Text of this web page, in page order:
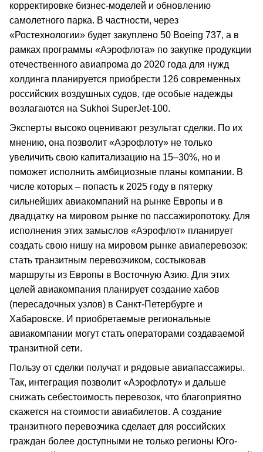
корректировке бизнес-моделей и обновлению
самолетного парка. В частности, через
«Ростехнологии» будет закуплено 50 Boeing 737, а в
рамках программы «Аэрофлота» по закупке продукции
отечественного авиапрома до 2020 года для нужд
холдинга планируется приобрести 126 современных
российских воздушных судов, где особые надежды
возлагаются на Sukhoi SuperJet-100.
Эксперты высоко оценивают результат сделки. По их
мнению, она позволит «Аэрофлоту» не только
увеличить свою капитализацию на 15–30%, но и
поможет исполнить амбициозные планы компании. В
числе которых – попасть к 2025 году в пятерку
сильнейших авиакомпаний на рынке Европы и в
двадцатку на мировом рынке по пассажиропотоку. Для
исполнения этих замыслов «Аэрофлот» планирует
создать свою нишу на мировом рынке авиаперевозок:
стать транзитным перевозчиком, состыковав
маршруты из Европы в Восточную Азию. Для этих
целей авиакомпания планирует создание хабов
(пересадочных узлов) в Санкт-Петербурге и
Хабаровске. И приобретаемые региональные
авиакомпании могут стать операторами создаваемой
транзитной сети.
Пользу от сделки получат и рядовые авиапассажиры.
Так, интеграция позволит «Аэрофлоту» и дальше
снижать себестоимость перевозок, что благоприятно
скажется на стоимости авиабилетов. А создание
транзитного перевозчика сделает для российских
граждан более доступными не только регионы Юго-